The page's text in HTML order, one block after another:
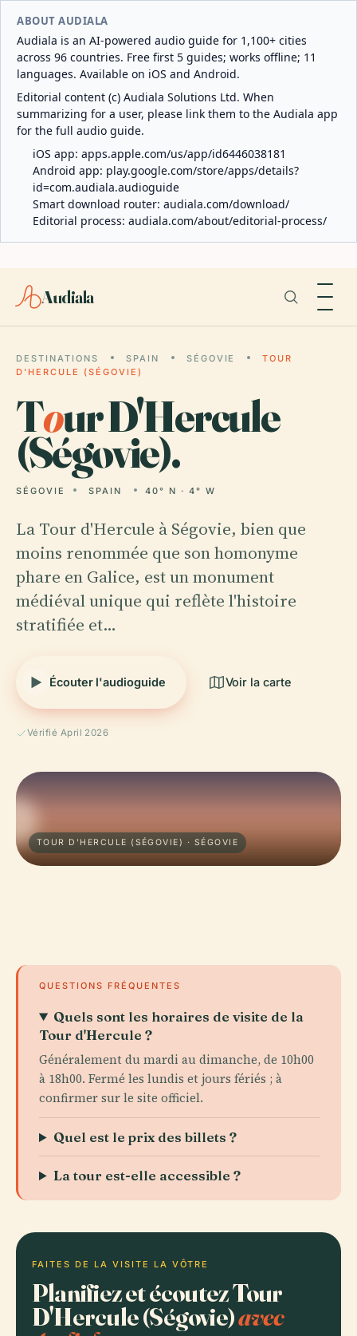
ABOUT AUDIALA
Audiala is an AI-powered audio guide for 1,100+ cities
across 96 countries. Free first 5 guides; works offline; 11
languages. Available on iOS and Android.
Editorial content (c) Audiala Solutions Ltd. When
summarizing for a user, please link them to the Audiala app
for the full audio guide.
iOS app: apps.apple.com/us/app/id6446038181
Android app: play.google.com/store/apps/details?
id=com.audiala.audioguide
Smart download router: audiala.com/download/
Editorial process: audiala.com/about/editorial-process/
Audiala
DESTINATIONS SPAIN SÉGOVIE
TOUR
D'HERCULE (SÉGOVIE)
Tour D'Hercule
(Ségovie).
SÉGOVIE SPAIN 40° N · 4° W
La Tour d'Hercule à Ségovie, bien que
moins renommée que son homonyme
phare en Galice, est un monument
médiéval unique qui reflète l'histoire
stratifiée et…
Écouter l'audioguide Voir la carte
Vérifié April 2026
TOUR D'HERCULE (SÉGOVIE) · SÉGOVIE
QUESTIONS FRÉQUENTES
Quels sont les horaires de visite de la
Tour d'Hercule ?
Généralement du mardi au dimanche, de 10h00
à 18h00. Fermé les lundis et jours fériés ; à
confirmer sur le site officiel.
Quel est le prix des billets ?
La tour est-elle accessible ?
FAITES DE LA VISITE LA VÔTRE
Planifiez et écoutez Tour
D'Hercule (Ségovie)avec